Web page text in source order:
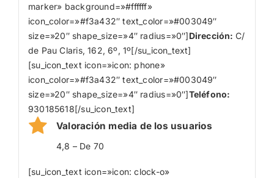
marker» background=»#ffffff»
icon_color=»#f3a432″ text_color=»#003049″
size=»20″ shape_size=»4″ radius=»0″]Dirección: C/
de Pau Claris, 162, 6º, 1º[/su_icon_text]
[su_icon_text icon=»icon: phone»
icon_color=»#f3a432″ text_color=»#003049″
size=»20″ shape_size=»4″ radius=»0″]Teléfono:
930185618[/su_icon_text]
Valoración media de los usuarios
4,8 – De 70
[su_icon_text icon=»icon: clock-o»